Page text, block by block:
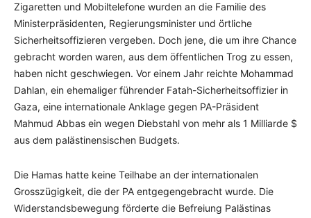
Zigaretten und Mobiltelefone wurden an die Familie des
Ministerpräsidenten, Regierungsminister und örtliche
Sicherheitsoffizieren vergeben. Doch jene, die um ihre Chance
gebracht worden waren, aus dem öffentlichen Trog zu essen,
haben nicht geschwiegen. Vor einem Jahr reichte Mohammad
Dahlan, ein ehemaliger führender Fatah-Sicherheitsoffizier in
Gaza, eine internationale Anklage gegen PA-Präsident
Mahmud Abbas ein wegen Diebstahl von mehr als 1 Milliarde $
aus dem palästinensischen Budgets.
Die Hamas hatte keine Teilhabe an der internationalen
Grosszügigkeit, die der PA entgegengebracht wurde. Die
Widerstandsbewegung förderte die Befreiung Palästinas